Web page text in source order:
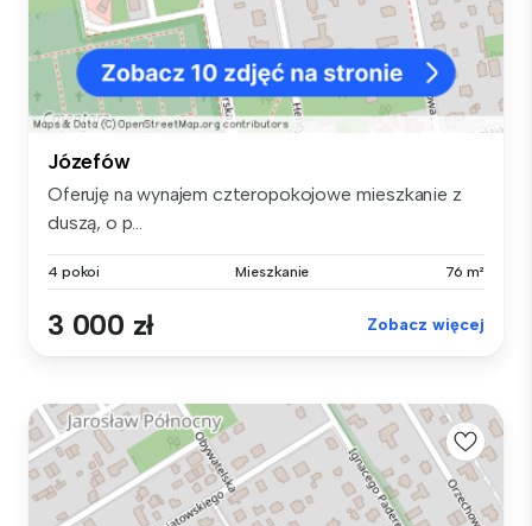
Józefów
Oferuję na wynajem czteropokojowe mieszkanie z
duszą, o p...
4 pokoi Mieszkanie 76 m²
3 000 zł Zobacz więcej